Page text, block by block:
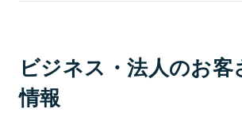
ビジネス・法人のお客
情報